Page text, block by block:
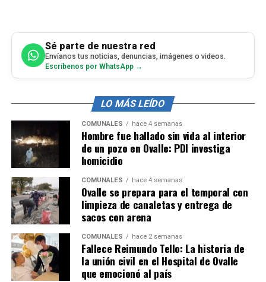
Sé parte de nuestra red
Envíanos tus noticias, denuncias, imágenes o videos.
Escríbenos por WhatsApp →
LO MÁS LEÍDO
COMUNALES hace 4 semanas
Hombre fue hallado sin vida al interior
de un pozo en Ovalle: PDI investiga
homicidio
COMUNALES hace 4 semanas
Ovalle se prepara para el temporal con
limpieza de canaletas y entrega de
sacos con arena
COMUNALES hace 2 semanas
Fallece Reimundo Tello: La historia de
la unión civil en el Hospital de Ovalle
que emocionó al país